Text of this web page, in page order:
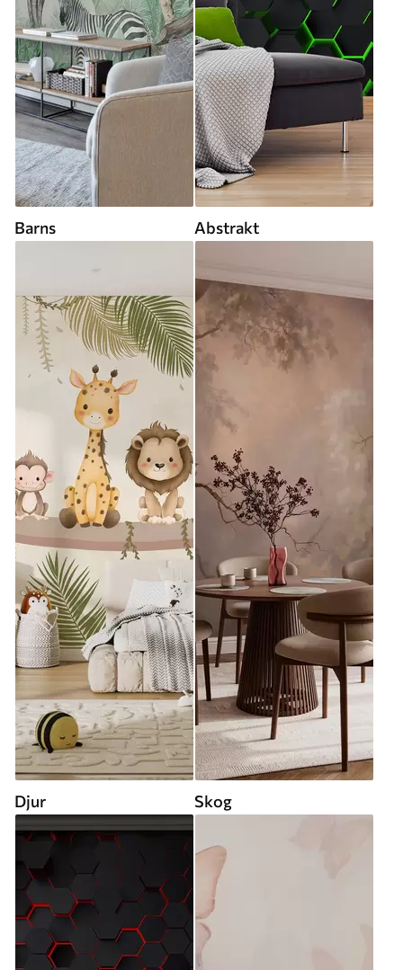
Barns Abstrakt
Djur Skog